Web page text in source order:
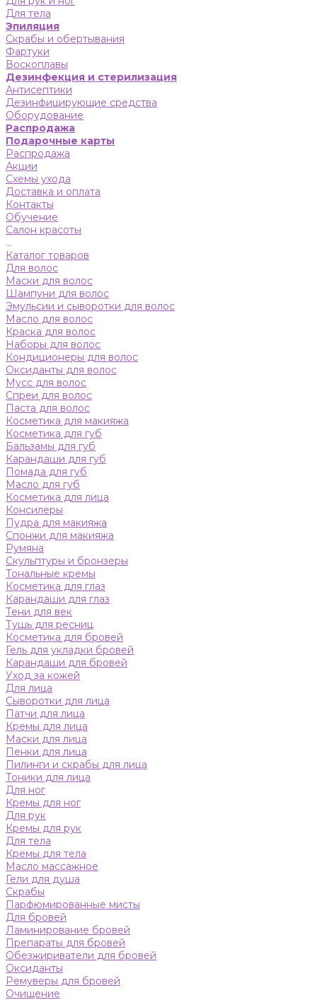
Для тела
Эпиляция
Скрабы и обертывания
Фартуки
Воскоплавы
Дезинфекция и стерилизация
Антисептики
Дезинфицирующие средства
Оборудование
Распродажа
Подарочные карты
Распродажа
Акции
Схемы ухода
Доставка и оплата
Контакты
Обучение
Салон красоты
...
Каталог товаров
Для волос
Маски для волос
Шампуни для волос
Эмульсии и сыворотки для волос
Масло для волос
Краска для волос
Наборы для волос
Кондиционеры для волос
Оксиданты для волос
Мусс для волос
Спреи для волос
Паста для волос
Косметика для макияжа
Косметика для губ
Бальзамы для губ
Карандаши для губ
Помада для губ
Масло для губ
Косметика для лица
Консилеры
Пудра для макияжа
Спонжи для макияжа
Румяна
Скульптуры и бронзеры
Тональные кремы
Косметика для глаз
Карандаши для глаз
Тени для век
Тушь для ресниц
Косметика для бровей
Гель для укладки бровей
Карандаши для бровей
Уход за кожей
Для лица
Сыворотки для лица
Патчи для лица
Кремы для лица
Маски для лица
Пенки для лица
Пилинги и скрабы для лица
Тоники для лица
Для ног
Кремы для ног
Для рук
Кремы для рук
Для тела
Кремы для тела
Масло массажное
Гели для душа
Скрабы
Парфюмированные мисты
Для бровей
Ламинирование бровей
Препараты для бровей
Обезжириватели для бровей
Оксиданты
Ремуверы для бровей
Очищение